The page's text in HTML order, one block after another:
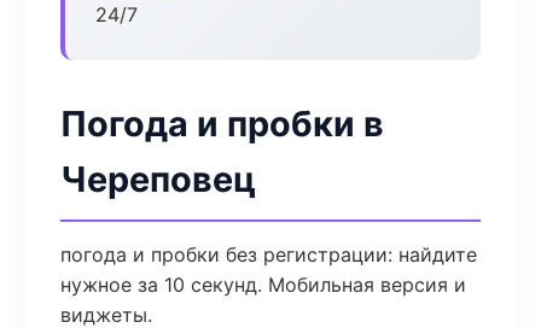
24/7
Погода и пробки в
Череповец
погода и пробки без регистрации: найдите
нужное за 10 секунд. Мобильная версия и
виджеты.